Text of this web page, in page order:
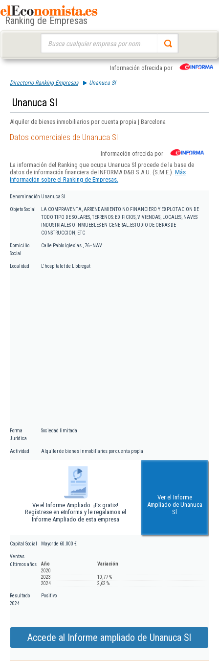
Ranking de Empresas
Información ofrecida por
Directorio Ranking Empresas Unanuca Sl
Unanuca Sl
Alquiler de bienes inmobiliarios por cuenta propia | Barcelona
Datos comerciales de Unanuca Sl
Información ofrecida por
La información del Ranking que ocupa Unanuca Sl procede de la base de
datos de información financiera de INFORMA D&B S.A.U. (S.M.E.). Más
información sobre el Ranking de Empresas.
Denominación Unanuca Sl
Objeto Social
LA COMPRAVENTA, ARRENDAMIENTO NO FINANCIERO Y EXPLOTACION DE
TODO TIPO DE SOLARES, TERRENOS: EDIFICIOS, VIVIENDAS, LOCALES, NAVES
INDUSTRIALES O INMUEBLES EN GENERAL.ESTUDIO DE OBRAS DE
CONSTRUCCION, ETC
Domicilio
Social
Calle Pablo Iglesias , 76 - NAV
Localidad L'hospitalet de Llobregat
Forma
Jurídica
Sociedad limitada
Actividad Alquiler de bienes inmobiliarios por cuenta propia
Ve el Informe Ampliado. ¡Es gratis!
Regístrese en eInforma y le regalamos el
Informe Ampliado de esta empresa
Ver el Informe
Ampliado de Unanuca
Sl
Capital Social Mayor de 60.000 €
Ventas
últimos años
Año
Variación
2020
2023
10,77 %
2024
2,62 %
Resultado
2024
Positivo
Accede al Informe ampliado de Unanuca Sl